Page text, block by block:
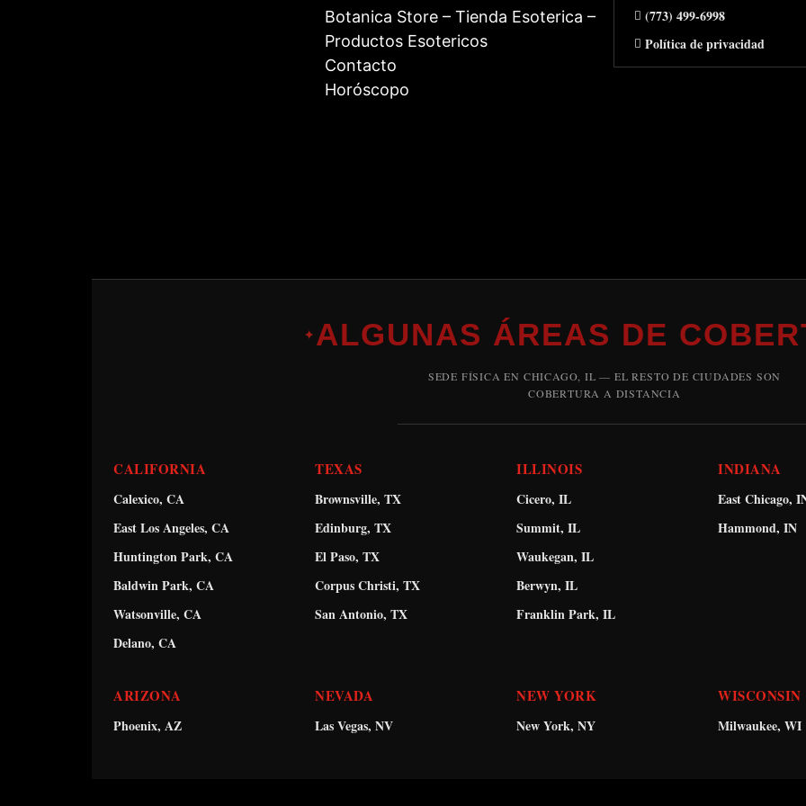
Botanica Store – Tienda Esoterica –
Productos Esotericos
Contacto
Horóscopo
(773) 499-6998
Política de privacidad
✦ ALGUNAS ÁREAS DE
SEDE FÍSICA EN CHICAGO, IL — EL RESTO DE CIUDADES SON
COBERTURA A DISTANCIA
CALIFORNIA
Calexico, CA
East Los Angeles, CA
Huntington Park, CA
Baldwin Park, CA
Watsonville, CA
Delano, CA
TEXAS
Brownsville, TX
Edinburg, TX
El Paso, TX
Corpus Christi, TX
San Antonio, TX
ILLINOIS
Cicero, IL
Summit, IL
Waukegan, IL
Berwyn, IL
Franklin Park, IL
INDIANA
East Chicago,
Hammond, IN
ARIZONA
Phoenix, AZ
NEVADA
Las Vegas, NV
NEW YORK
New York, NY
WISCONSIN
Milwaukee, WI